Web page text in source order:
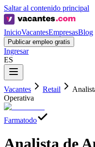
Saltar al contenido principal
InicioVacantesEmpresasBlog
Publicar empleo gratis
Ingresar
ES
Vacantes Retail
Operativa
Farmatodo